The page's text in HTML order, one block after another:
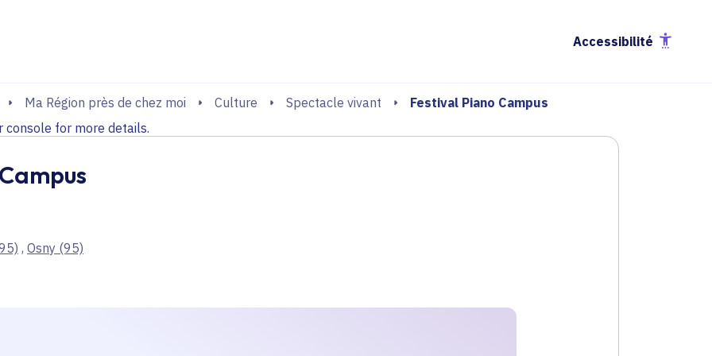
Accessibilité
Ma Région près de chez moi Culture Spectacle vivant
Festival Piano Campus
console for more details.
, Osny (95)